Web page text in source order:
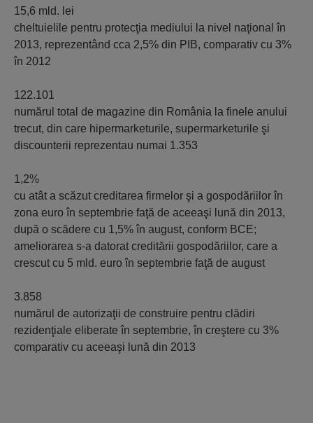
15,6 mld. lei
cheltuielile pentru protecţia mediului la nivel naţional în
2013, reprezentând cca 2,5% din PIB, comparativ cu 3%
în 2012
122.101
numărul total de magazine din România la finele anului
trecut, din care hipermarketurile, supermarketurile şi
discounterii reprezentau numai 1.353
1,2%
cu atât a scăzut creditarea firmelor şi a gospodăriilor în
zona euro în septembrie faţă de aceeaşi lună din 2013,
după o scădere cu 1,5% în august, conform BCE;
ameliorarea s-a datorat creditării gospodăriilor, care a
crescut cu 5 mld. euro în septembrie faţă de august
3.858
numărul de autorizaţii de construire pentru clădiri
rezidenţiale eliberate în septembrie, în creştere cu 3%
comparativ cu aceeaşi lună din 2013